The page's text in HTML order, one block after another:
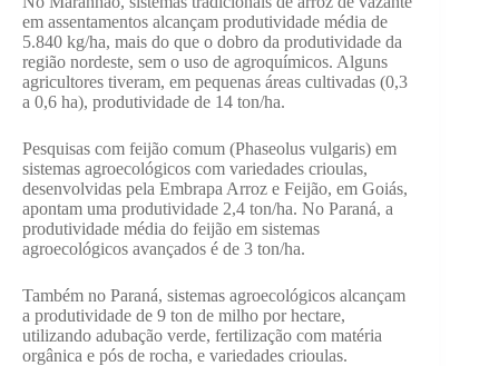
em assentamentos alcançam produtividade média de
5.840 kg/ha, mais do que o dobro da produtividade da
região nordeste, sem o uso de agroquímicos. Alguns
agricultores tiveram, em pequenas áreas cultivadas (0,3
a 0,6 ha), produtividade de 14 ton/ha.
Pesquisas com feijão comum (Phaseolus vulgaris) em
sistemas agroecológicos com variedades crioulas,
desenvolvidas pela Embrapa Arroz e Feijão, em Goiás,
apontam uma produtividade 2,4 ton/ha. No Paraná, a
produtividade média do feijão em sistemas
agroecológicos avançados é de 3 ton/ha.
Também no Paraná, sistemas agroecológicos alcançam
a produtividade de 9 ton de milho por hectare,
utilizando adubação verde, fertilização com matéria
orgânica e pós de rocha, e variedades crioulas.